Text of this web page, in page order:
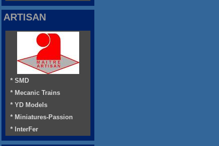
ARTISAN
* SMD
* Mecanic Trains
* YD Models
* Miniatures-Passion
* InterFer